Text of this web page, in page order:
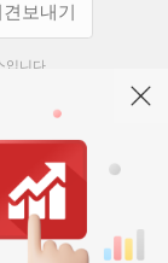
견보내기
니다.
생할 수 있습니다.
법적인 책임을
배포를 금합니다.
리방침
소스 라이선스